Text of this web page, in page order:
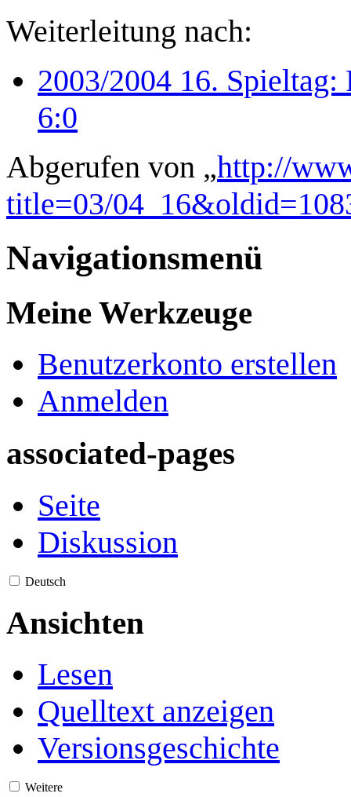
Weiterleitung nach:
2003/2004 16. Spieltag:
6:0
Abgerufen von „http://
title=03/
Navigationsmenü
Meine Werkzeuge
Benutzerkonto erstellen
Anmelden
associated-pages
Seite
Diskussion
Deutsch
Ansichten
Lesen
Quelltext anzeigen
Versionsgeschichte
Weitere